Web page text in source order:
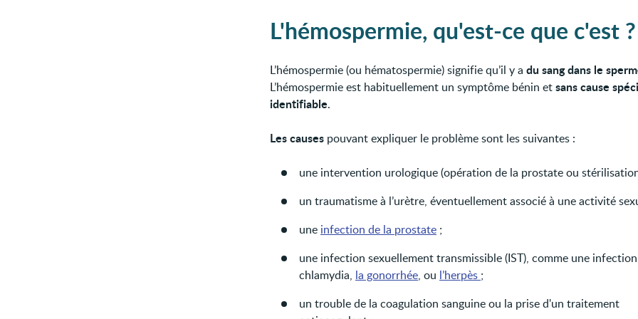
L'hémospermie, qu'est-ce que c'est ?
L’hémospermie (ou hématospermie) signifie qu’il y a du sang dans le
L’hémospermie est habituellement un symptôme bénin etsans cause
identifiable.
Les causes pouvant expliquer le problème sont les suivantes :
une intervention urologique (opération de la prostate ou
un traumatisme à l’urètre, éventuellement associé à une activité
une infection de la prostate ;
une infection sexuellement transmissible (IST), comme une
chlamydia, la gonorrhée, ou l’herpès ;
un trouble de la coagulation sanguine ou la prise d'un traitement